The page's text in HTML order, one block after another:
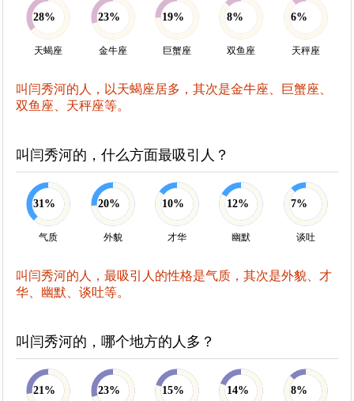
28%
天蝎座
23%
金牛座
19%
巨蟹座
8%
双鱼座
6%
天秤座
叫闫秀河的人，以天蝎座居多，其次是金牛座、巨蟹座、
双鱼座、天秤座等。
叫闫秀河的，什么方面最吸引人？
31%
气质
20%
外貌
10%
才华
12%
幽默
7%
谈吐
叫闫秀河的人，最吸引人的性格是气质，其次是外貌、才
华、幽默、谈吐等。
叫闫秀河的，哪个地方的人多？
21% 23% 15% 14% 8%